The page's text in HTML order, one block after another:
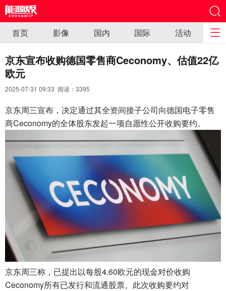
首页 影像 国内 国际 活动
京东宣布收购德国零售商Ceconomy、估值22亿
欧元
2025-07-31 09:33 阅读： 3395
京东周三宣布，决定通过其全资间接子公司向德国电子零售
商Ceconomy的全体股东发起一项自愿性公开收购要约。
京东周三称，已提出以每股4.60欧元的现金对价收购
Ceconomy所有已发行和流通股票。此次收购要约对